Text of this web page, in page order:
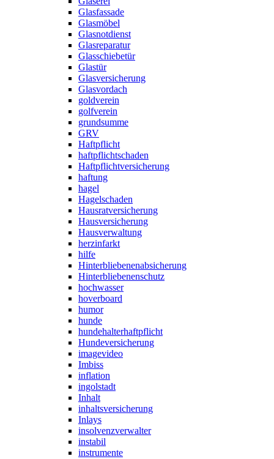
Glasfassade
Glasmöbel
Glasnotdienst
Glasreparatur
Glasschiebetür
Glastür
Glasversicherung
Glasvordach
goldverein
golfverein
grundsumme
GRV
Haftpflicht
haftpflichtschaden
Haftpflichtversicherung
haftung
hagel
Hagelschaden
Hausratversicherung
Hausversicherung
Hausverwaltung
herzinfarkt
hilfe
Hinterbliebenenabsicherung
Hinterbliebenenschutz
hochwasser
hoverboard
humor
hunde
hundehalterhaftpflicht
Hundeversicherung
imagevideo
Imbiss
inflation
ingolstadt
Inhalt
inhaltsversicherung
Inlays
insolvenzverwalter
instabil
instrumente